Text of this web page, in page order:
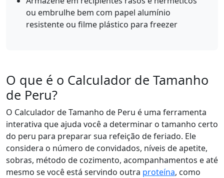
ou embrulhe bem com papel alumínio
resistente ou filme plástico para freezer
O que é o Calculador de Tamanho
de Peru?
O Calculador de Tamanho de Peru é uma ferramenta
interativa que ajuda você a determinar o tamanho certo
do peru para preparar sua refeição de feriado. Ele
considera o número de convidados, níveis de apetite,
sobras, método de cozimento, acompanhamentos e até
mesmo se você está servindo outra proteína, como